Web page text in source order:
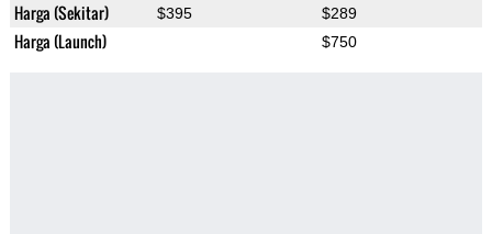
Harga (Sekitar) $395 $289
Harga (Launch) $750